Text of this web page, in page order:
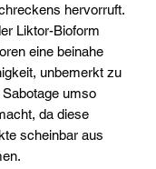
hervorruft.
Liktor-Bioform
eine beinahe
unbemerkt zu
umso
da diese
scheinbar aus